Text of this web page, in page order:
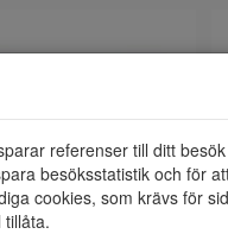
referenser till ditt
besöksstatistik och för
cookies, som krävs för
tillåta.